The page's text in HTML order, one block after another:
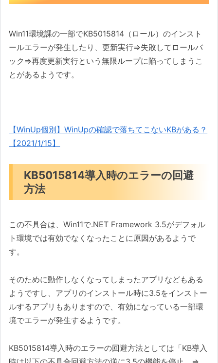
Win11環境課の一部でKB5015814（ロール）のインスト
ールエラーが発生したり、更新実行⇒失敗してロールバ
ック⇒再度更新実行という無限ループに陥ってしまうこ
とがあるようです。
【WinUp個別】WinUpの確認で落ちてこないKBがある？
【2021/1/15】
KB5015814導入時のエラーの回避
方法
この不具合は、Win11で.NET Framework 3.5がデフォル
ト環境では有効でなくなったことに原因があるようで
す。
そのために動作しなくなってしまったアプリなどもある
ようですし、アプリのインストール時に3.5をインストー
ルするアプリもありますので、有効になっている一部環
境でエラーが発生するようです。
KB5015814導入時のエラーの回避方法としては「KB導入